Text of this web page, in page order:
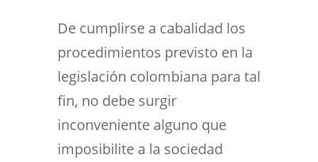
De cumplirse a cabalidad los
procedimientos previsto en la
legislación colombiana para tal
fin, no debe surgir
inconveniente alguno que
imposibilite a la sociedad